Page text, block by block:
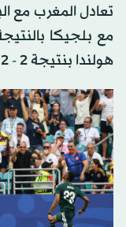
مع بلجيكا
هولندا بنتيجة 2 - 2، وفوز أستراليا على تركيا 2 - صفر.